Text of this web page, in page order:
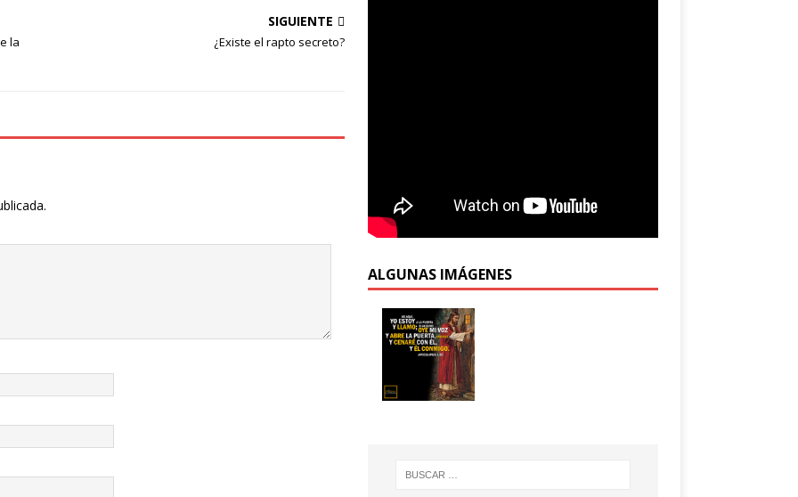
la
SIGUIENTE
¿Existe el rapto secreto?
ALGUNAS IMÁGENES